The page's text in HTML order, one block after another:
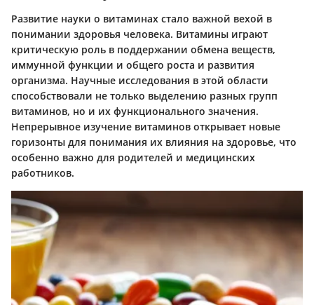
Развитие науки о витаминах стало важной вехой в
понимании здоровья человека. Витамины играют
критическую роль в поддержании обмена веществ,
иммунной функции и общего роста и развития
организма. Научные исследования в этой области
способствовали не только выделению разных групп
витаминов, но и их функционального значения.
Непрерывное изучение витаминов открывает новые
горизонты для понимания их влияния на здоровье, что
особенно важно для родителей и медицинских
работников.